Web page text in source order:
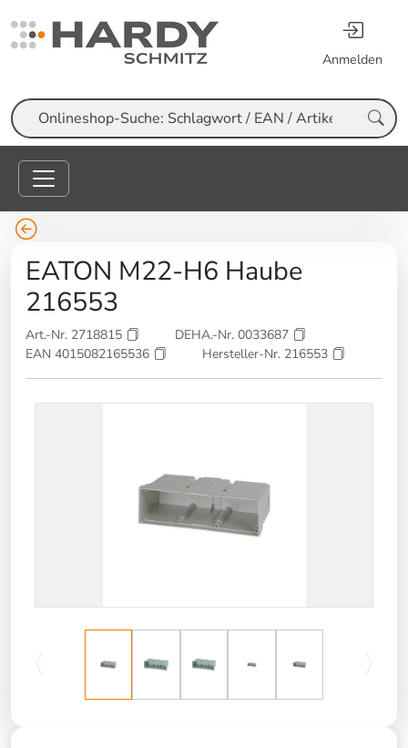
Anmelden
Suche
EATON M22-H6 Haube
216553
Art.-Nr. 2718815
DEHA.-Nr. 0033687
EAN 4015082165536
Hersteller-Nr. 216553